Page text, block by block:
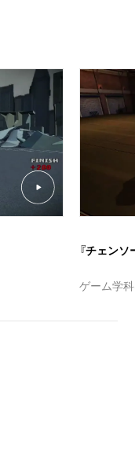
『チェン
ゲーム学